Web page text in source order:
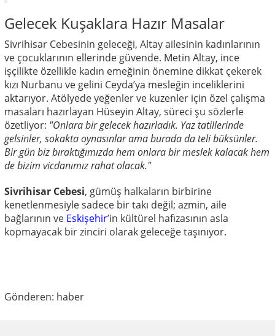
Gelecek Kuşaklara Hazır Masalar
Sivrihisar Cebesinin geleceği, Altay ailesinin kadınlarının
ve çocuklarının ellerinde güvende. Metin Altay, ince
işçilikte özellikle kadın emeğinin önemine dikkat çekerek
kızı Nurbanu ve gelini Ceyda’ya mesleğin inceliklerini
aktarıyor. Atölyede yeğenler ve kuzenler için özel çalışma
masaları hazırlayan Hüseyin Altay, süreci şu sözlerle
özetliyor: "Onlara bir gelecek hazırladık. Yaz tatillerinde
gelsinler, sokakta oynasınlar ama burada da teli büksünler.
Bir gün biz bıraktığımızda hem onlara bir meslek kalacak hem
de bizim vicdanımız rahat olacak."
Sivrihisar Cebesi, gümüş halkaların birbirine
kenetlenmesiyle sadece bir takı değil; azmin, aile
bağlarının ve Eskişehir’in kültürel hafızasının asla
kopmayacak bir zinciri olarak geleceğe taşınıyor.
Gönderen: haber